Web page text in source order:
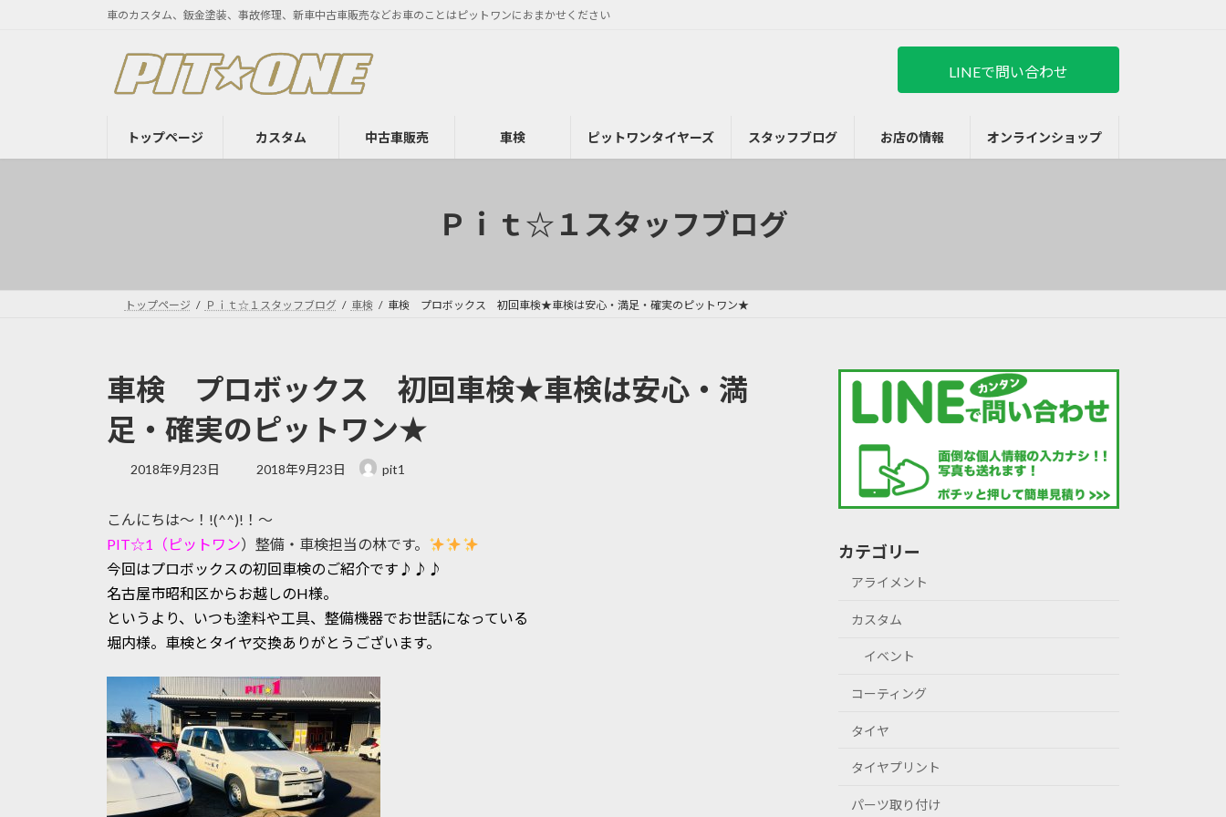
キ
に
車のカスタム、鈑金塗装、事故修理、新車中古車販売などお車のことはピットワンにおまかせください
LINEで問い合わせ
トップページ カスタム 中古車販売 車検 ピットワンタイヤーズ スタッフブログ お店の情報 オンラインショップ
Ｐｉｔ☆１スタッフブログ
トップページ Ｐｉｔ☆１スタッフブログ 車検 車検 プロボックス 初回車検★車検は安心・満足・確実のピットワン★
車検 プロボックス 初回車検★車検は安心・満
足・確実のピットワン★
2018年9月23日
最
新
日
時
:
2018年9月23日 pit1
こんにちは～！!(^^)!！～
PIT☆1（ピットワン）整備・車検担当の林です。
今回はプロボックスの初回車検のご紹介です♪♪♪
名古屋市昭和区からお越しのH様。
というより、いつも塗料や工具、整備機器でお世話になっている
堀内様。車検とタイヤ交換ありがとうございます。
カテゴリー
アライメント
カスタム
イベント
コーティング
タイヤ
タイヤプリント
パーツ取り付け